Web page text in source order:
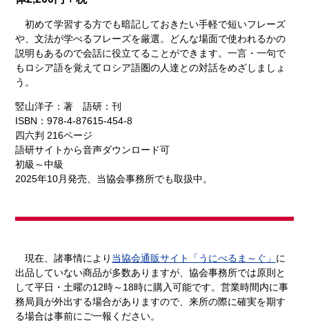
初めて学習する方でも暗記しておきたい手軽で短いフレーズ
や、文法が学べるフレーズを厳選。どんな場面で使われるかの
説明もあるので会話に役立てることができます。一言・一句で
もロシア語を覚えてロシア語圏の人達との対話をめざしましょ
う。
竪山洋子：著 語研：刊
ISBN：978-4-87615-454-8
四六判 216ページ
語研サイトから音声ダウンロード可
初級～中級
2025年10月発売、当協会事務所でも取扱中。
現在、諸事情により 当協会通販サイト「うにべるま～ぐ」 に
出品していない商品が多数ありますが、協会事務所では原則と
して平日・土曜の12時～18時に購入可能です。営業時間内に事
務局員が外出する場合がありますので、来所の際に確実を期す
る場合は事前にご一報ください。